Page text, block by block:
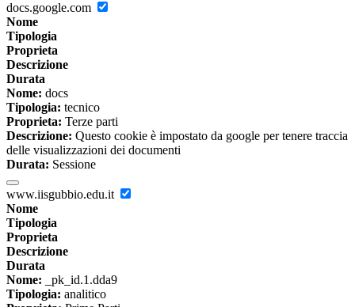
docs.google.com
Nome
Tipologia
Proprieta
Descrizione
Durata
Nome: docs
Tipologia: tecnico
Proprieta: Terze parti
Descrizione: Questo cookie è impostato da google per tenere traccia
delle visualizzazioni dei documenti
Durata: Sessione
www.iisgubbio.edu.it
Nome
Tipologia
Proprieta
Descrizione
Durata
Nome: _pk_id.1.dda9
Tipologia: analitico